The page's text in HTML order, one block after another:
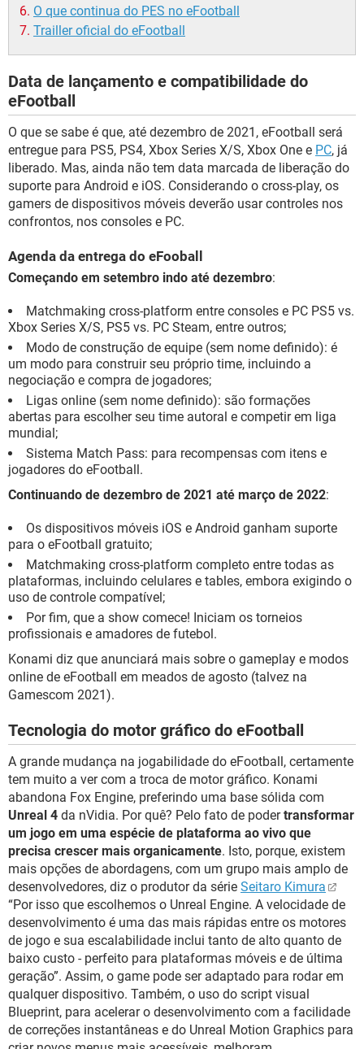
O que continua do PES no eFootball
Trailler oficial do eFootball
Data de lançamento e compatibilidade do
eFootball
O que se sabe é que, até dezembro de 2021, eFootball será
entregue para PS5, PS4, Xbox Series X/S, Xbox One e PC, já
liberado. Mas, ainda não tem data marcada de liberação do
suporte para Android e iOS. Considerando o cross-play, os
gamers de dispositivos móveis deverão usar controles nos
confrontos, nos consoles e PC.
Agenda da entrega do eFooball
Começando em setembro indo até dezembro:
Matchmaking cross-platform entre consoles e PC PS5 vs.
Xbox Series X/S, PS5 vs. PC Steam, entre outros;
Modo de construção de equipe (sem nome definido): é
um modo para construir seu próprio time, incluindo a
negociação e compra de jogadores;
Ligas online (sem nome definido): são formações
abertas para escolher seu time autoral e competir em liga
mundial;
Sistema Match Pass: para recompensas com itens e
jogadores do eFootball.
Continuando de dezembro de 2021 até março de 2022:
Os dispositivos móveis iOS e Android ganham suporte
para o eFootball gratuito;
Matchmaking cross-platform completo entre todas as
plataformas, incluindo celulares e tables, embora exigindo o
uso de controle compatível;
Por fim, que a show comece! Iniciam os torneios
profissionais e amadores de futebol.
Konami diz que anunciará mais sobre o gameplay e modos
online de eFootball em meados de agosto (talvez na
Gamescom 2021).
Tecnologia do motor gráfico do eFootball
A grande mudança na jogabilidade do eFootball, certamente
tem muito a ver com a troca de motor gráfico. Konami
abandona Fox Engine, preferindo uma base sólida com
Unreal 4 da nVidia. Por quê? Pelo fato de podertransformar
um jogo em uma espécie de plataforma ao vivo que
precisa crescer mais organicamente. Isto, porque, existem
mais opções de abordagens, com um grupo mais amplo de
desenvolvedores, diz o produtor da série Seitaro Kimura
“Por isso que escolhemos o Unreal Engine. A velocidade de
desenvolvimento é uma das mais rápidas entre os motores
de jogo e sua escalabilidade inclui tanto de alto quanto de
baixo custo - perfeito para plataformas móveis e de última
geração”. Assim, o game pode ser adaptado para rodar em
qualquer dispositivo. Também, o uso do script visual
Blueprint, para acelerar o desenvolvimento com a facilidade
de correções instantâneas e do Unreal Motion Graphics para